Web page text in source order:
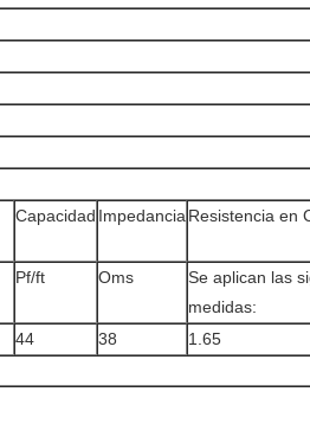
Capacidad Impedancia Resistencia en
Pf/ft Oms
Se aplican las
medidas:
44 38 1.65